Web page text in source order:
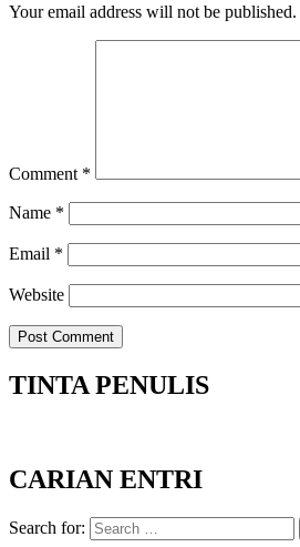
Your email address will not be published.
Comment *
Name *
Email *
Website
TINTA PENULIS
CARIAN ENTRI
Search for: